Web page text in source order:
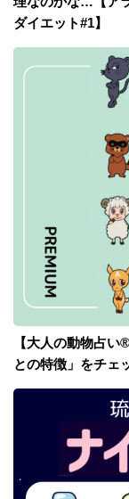
ダイエット#1】
【大人の動物占
との特徴」をチェ